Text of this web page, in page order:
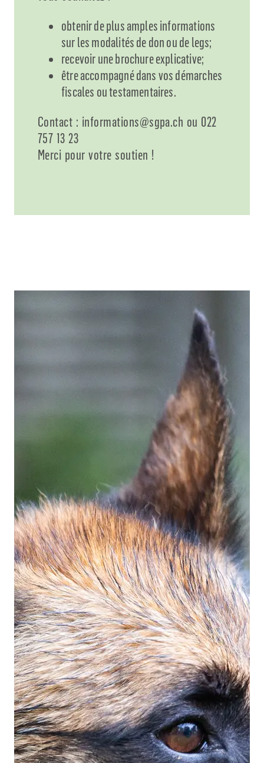
obtenir de plus amples informations
sur les modalités de don ou de legs;
recevoir une brochure explicative;
être accompagné dans vos démarches
fiscales ou testamentaires.
Contact : informations@sgpa.ch ou 022
757 13 23
Merci pour votre soutien !